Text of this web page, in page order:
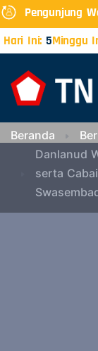
Pengunjung
Hari Ini: 5Minggu
Beranda
Danlanud
serta